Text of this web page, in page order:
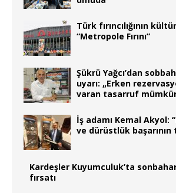
Türk fırıncılığının
“Metropole Fırını”
Şükrü Yağcı’dan
uyarı: „Erken
varan tasarruf
İş adamı Kemal Akyol:
ve dürüstlük başarının
Kardeşler Kuyumculuk’ta
fırsatı